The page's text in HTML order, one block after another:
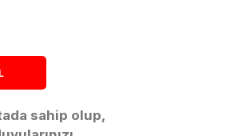
sahip olup,